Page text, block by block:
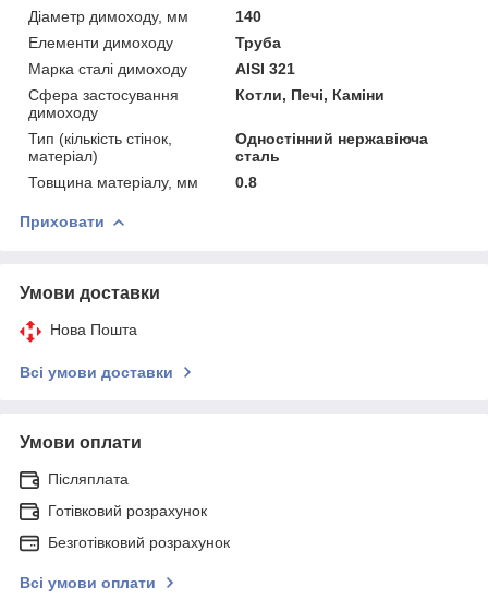
Діаметр димоходу, мм
140
Елементи димоходу
Труба
Марка сталі димоходу
AISI 321
Сфера застосування
димоходу
Котли, Печі, Каміни
Тип (кількість стінок,
матеріал)
Одностінний нержавіюча
сталь
Товщина матеріалу, мм
0.8
Приховати
Умови доставки
Нова Пошта
Всі умови доставки
Умови оплати
Післяплата
Готівковий розрахунок
Безготівковий розрахунок
Всі умови оплати